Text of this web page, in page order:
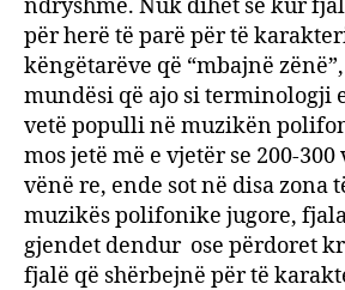
ndryshme. Nuk dihet se kur
për herë të parë për të
këngëtarëve që “mbajnë
mundësi që ajo si terminologji
vetë populli në muzikën
mos jetë më e vjetër se 200-
vënë re, ende sot në disa zona
muzikës polifonike jugore, fjala
gjendet dendur ose përdoret
fjalë që shërbejnë për të